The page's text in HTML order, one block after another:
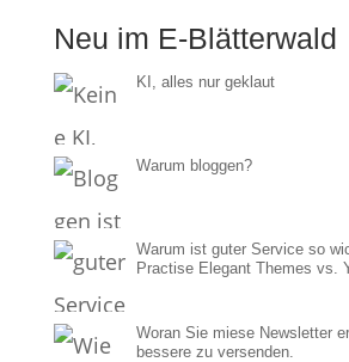
Blätterwald
Neu im E-Blätterwald
KI, alles nur geklaut
Warum bloggen?
Warum ist guter Service so
Practise Elegant Themes vs.
Woran Sie miese Newsletter
bessere zu versenden.